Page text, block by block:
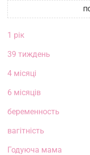
1 рік
39 тиждень
4 місяці
6 місяців
беременность
вагітність
Годуюча мама